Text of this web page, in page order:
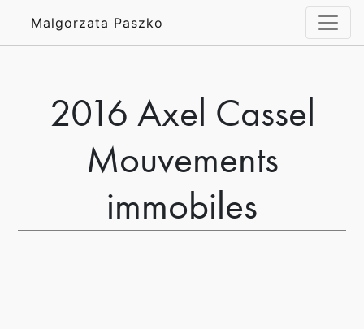
Malgorzata Paszko
2016 Axel Cassel
Mouvements
immobiles